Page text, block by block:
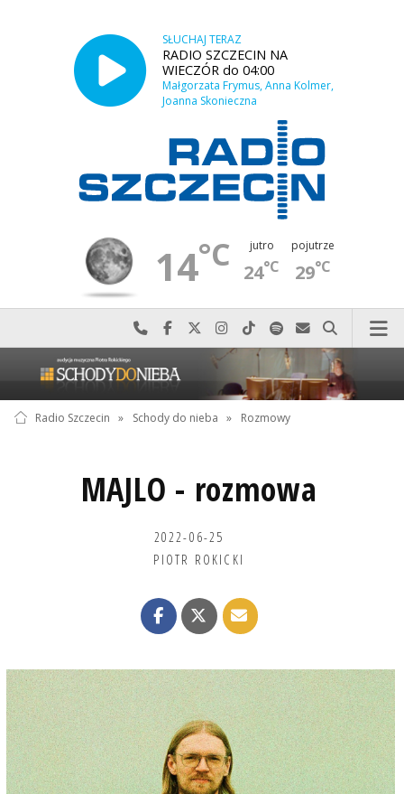
SŁUCHAJ TERAZ
RADIO SZCZECIN NA
WIECZÓR do 04:00
Małgorzata Frymus, Anna Kolmer,
Joanna Skonieczna
14°C jutro
24°C
pojutrze
29°C
Najlepiej po prostu do nas zadzwoń
Odwiedź nas na Facebook-u
Odwiedź nas na X
Odwiedź nas na Instagram-ie
Odwiedź nas na TikTok-u
Szukaj nas na Spotify
Wyślij do nas
Szukaj
Radio Szczecin » Schody do nieba » Rozmowy
MAJLO - rozmowa
2022-06-25
PIOTR ROKICKI